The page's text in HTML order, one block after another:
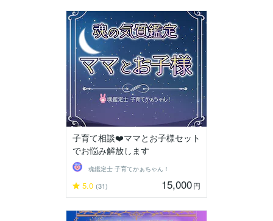
子育て相談❤️ママとお子様セット
でお悩み解放します
魂鑑定士 子育てかぁちゃん！
5.0 (31) 15,000円